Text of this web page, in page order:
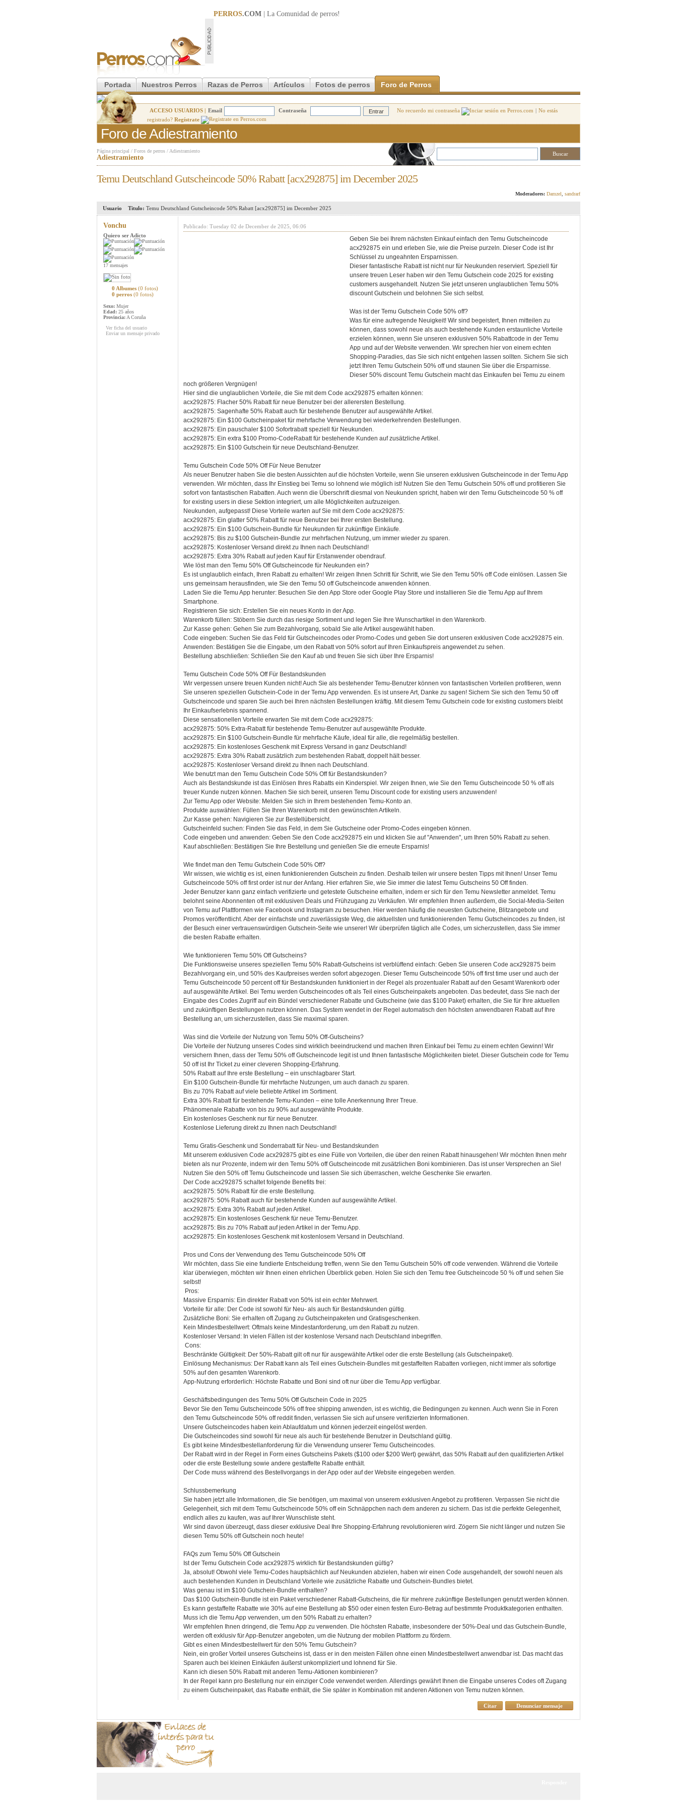
PERROS.COM | La Comunidad de perros!
Portada Nuestros Perros Razas de Perros Artículos Fotos de perros Foro de Perros
ACCESO USUARIOS | Email Contraseña No recuerdo mi contraseña | No estás
registrado? Regístrate
Foro de Adiestramiento
Página principal / Foros de perros / Adiestramiento
Adiestramiento
Temu Deutschland Gutscheincode 50% Rabatt [acx292875] im December 2025
Moderadores: Damzel sandrarf
Usuario Titulo: Temu Deutschland Gutscheincode 50% Rabatt [acx292875] im December 2025
Vonchu
Quiero ser Adicto
17 mensajes
0 Albumes (0 fotos)
0 perros (0 fotos)
Sexo: Mujer
Edad: 25 años
Provincia: A Coruña
Ver ficha del usuario
Enviar un mensaje privado
Publicado: Tuesday 02 de December de 2025, 06:06
Geben Sie bei Ihrem nächsten Einkauf einfach den Temu Gutscheincode
acx292875 ein und erleben Sie, wie die Preise purzeln. Dieser Code ist Ihr
Schlüssel zu ungeahnten Ersparnissen.
Dieser fantastische Rabatt ist nicht nur für Neukunden reserviert. Speziell für
unsere treuen Leser haben wir den Temu Gutschein code 2025 for existing
customers ausgehandelt. Nutzen Sie jetzt unseren unglaublichen Temu 50%
discount Gutschein und belohnen Sie sich selbst.
Was ist der Temu Gutschein Code 50% off?
Was für eine aufregende Neuigkeit! Wir sind begeistert, Ihnen mitteilen zu
können, dass sowohl neue als auch bestehende Kunden erstaunliche Vorteile
erzielen können, wenn Sie unseren exklusiven 50% Rabattcode in der Temu
App und auf der Website verwenden. Wir sprechen hier von einem echten
Shopping-Paradies, das Sie sich nicht entgehen lassen sollten. Sichern Sie sich
jetzt Ihren Temu Gutschein 50% off und staunen Sie über die Ersparnisse.
Dieser 50% discount Temu Gutschein macht das Einkaufen bei Temu zu einem
noch größeren Vergnügen!
Hier sind die unglaublichen Vorteile, die Sie mit dem Code acx292875 erhalten können:
acx292875: Flacher 50% Rabatt für neue Benutzer bei der allerersten Bestellung.
acx292875: Sagenhafte 50% Rabatt auch für bestehende Benutzer auf ausgewählte Artikel.
acx292875: Ein $100 Gutscheinpaket für mehrfache Verwendung bei wiederkehrenden Bestellungen.
acx292875: Ein pauschaler $100 Sofortrabatt speziell für Neukunden.
acx292875: Ein extra $100 Promo-CodeRabatt für bestehende Kunden auf zusätzliche Artikel.
acx292875: Ein $100 Gutschein für neue Deutschland-Benutzer.
Temu Gutschein Code 50% Off Für Neue Benutzer
Als neuer Benutzer haben Sie die besten Aussichten auf die höchsten Vorteile, wenn Sie unseren exklusiven Gutscheincode in der Temu App
verwenden. Wir möchten, dass Ihr Einstieg bei Temu so lohnend wie möglich ist! Nutzen Sie den Temu Gutschein 50% off und profitieren Sie
sofort von fantastischen Rabatten. Auch wenn die Überschrift diesmal von Neukunden spricht, haben wir den Temu Gutscheincode 50 % off
for existing users in diese Sektion integriert, um alle Möglichkeiten aufzuzeigen.
Neukunden, aufgepasst! Diese Vorteile warten auf Sie mit dem Code acx292875:
acx292875: Ein glatter 50% Rabatt für neue Benutzer bei Ihrer ersten Bestellung.
acx292875: Ein $100 Gutschein-Bundle für Neukunden für zukünftige Einkäufe.
acx292875: Bis zu $100 Gutschein-Bundle zur mehrfachen Nutzung, um immer wieder zu sparen.
acx292875: Kostenloser Versand direkt zu Ihnen nach Deutschland!
acx292875: Extra 30% Rabatt auf jeden Kauf für Erstanwender obendrauf.
Wie löst man den Temu 50% Off Gutscheincode für Neukunden ein?
Es ist unglaublich einfach, Ihren Rabatt zu erhalten! Wir zeigen Ihnen Schritt für Schritt, wie Sie den Temu 50% off Code einlösen. Lassen Sie
uns gemeinsam herausfinden, wie Sie den Temu 50 off Gutscheincode anwenden können.
Laden Sie die Temu App herunter: Besuchen Sie den App Store oder Google Play Store und installieren Sie die Temu App auf Ihrem
Smartphone.
Registrieren Sie sich: Erstellen Sie ein neues Konto in der App.
Warenkorb füllen: Stöbern Sie durch das riesige Sortiment und legen Sie Ihre Wunschartikel in den Warenkorb.
Zur Kasse gehen: Gehen Sie zum Bezahlvorgang, sobald Sie alle Artikel ausgewählt haben.
Code eingeben: Suchen Sie das Feld für Gutscheincodes oder Promo-Codes und geben Sie dort unseren exklusiven Code acx292875 ein.
Anwenden: Bestätigen Sie die Eingabe, um den Rabatt von 50% sofort auf Ihren Einkaufspreis angewendet zu sehen.
Bestellung abschließen: Schließen Sie den Kauf ab und freuen Sie sich über Ihre Ersparnis!
Temu Gutschein Code 50% Off Für Bestandskunden
Wir vergessen unsere treuen Kunden nicht! Auch Sie als bestehender Temu-Benutzer können von fantastischen Vorteilen profitieren, wenn
Sie unseren speziellen Gutschein-Code in der Temu App verwenden. Es ist unsere Art, Danke zu sagen! Sichern Sie sich den Temu 50 off
Gutscheincode und sparen Sie auch bei Ihren nächsten Bestellungen kräftig. Mit diesem Temu Gutschein code for existing customers bleibt
Ihr Einkaufserlebnis spannend.
Diese sensationellen Vorteile erwarten Sie mit dem Code acx292875:
acx292875: 50% Extra-Rabatt für bestehende Temu-Benutzer auf ausgewählte Produkte.
acx292875: Ein $100 Gutschein-Bundle für mehrfache Käufe, ideal für alle, die regelmäßig bestellen.
acx292875: Ein kostenloses Geschenk mit Express Versand in ganz Deutschland!
acx292875: Extra 30% Rabatt zusätzlich zum bestehenden Rabatt, doppelt hält besser.
acx292875: Kostenloser Versand direkt zu Ihnen nach Deutschland.
Wie benutzt man den Temu Gutschein Code 50% Off für Bestandskunden?
Auch als Bestandskunde ist das Einlösen Ihres Rabatts ein Kinderspiel. Wir zeigen Ihnen, wie Sie den Temu Gutscheincode 50 % off als
treuer Kunde nutzen können. Machen Sie sich bereit, unseren Temu Discount code for existing users anzuwenden!
Zur Temu App oder Website: Melden Sie sich in Ihrem bestehenden Temu-Konto an.
Produkte auswählen: Füllen Sie Ihren Warenkorb mit den gewünschten Artikeln.
Zur Kasse gehen: Navigieren Sie zur Bestellübersicht.
Gutscheinfeld suchen: Finden Sie das Feld, in dem Sie Gutscheine oder Promo-Codes eingeben können.
Code eingeben und anwenden: Geben Sie den Code acx292875 ein und klicken Sie auf "Anwenden", um Ihren 50% Rabatt zu sehen.
Kauf abschließen: Bestätigen Sie Ihre Bestellung und genießen Sie die erneute Ersparnis!
Wie findet man den Temu Gutschein Code 50% Off?
Wir wissen, wie wichtig es ist, einen funktionierenden Gutschein zu finden. Deshalb teilen wir unsere besten Tipps mit Ihnen! Unser Temu
Gutscheincode 50% off first order ist nur der Anfang. Hier erfahren Sie, wie Sie immer die latest Temu Gutscheins 50 Off finden.
Jeder Benutzer kann ganz einfach verifizierte und getestete Gutscheine erhalten, indem er sich für den Temu Newsletter anmeldet. Temu
belohnt seine Abonnenten oft mit exklusiven Deals und Frühzugang zu Verkäufen. Wir empfehlen Ihnen außerdem, die Social-Media-Seiten
von Temu auf Plattformen wie Facebook und Instagram zu besuchen. Hier werden häufig die neuesten Gutscheine, Blitzangebote und
Promos veröffentlicht. Aber der einfachste und zuverlässigste Weg, die aktuellsten und funktionierenden Temu Gutscheincodes zu finden, ist
der Besuch einer vertrauenswürdigen Gutschein-Seite wie unserer! Wir überprüfen täglich alle Codes, um sicherzustellen, dass Sie immer
die besten Rabatte erhalten.
Wie funktionieren Temu 50% Off Gutscheins?
Die Funktionsweise unseres speziellen Temu 50% Rabatt-Gutscheins ist verblüffend einfach: Geben Sie unseren Code acx292875 beim
Bezahlvorgang ein, und 50% des Kaufpreises werden sofort abgezogen. Dieser Temu Gutscheincode 50% off first time user und auch der
Temu Gutscheincode 50 percent off für Bestandskunden funktioniert in der Regel als prozentualer Rabatt auf den Gesamt Warenkorb oder
auf ausgewählte Artikel. Bei Temu werden Gutscheincodes oft als Teil eines Gutscheinpakets angeboten. Das bedeutet, dass Sie nach der
Eingabe des Codes Zugriff auf ein Bündel verschiedener Rabatte und Gutscheine (wie das $100 Paket) erhalten, die Sie für Ihre aktuellen
und zukünftigen Bestellungen nutzen können. Das System wendet in der Regel automatisch den höchsten anwendbaren Rabatt auf Ihre
Bestellung an, um sicherzustellen, dass Sie maximal sparen.
Was sind die Vorteile der Nutzung von Temu 50% Off-Gutscheins?
Die Vorteile der Nutzung unseres Codes sind wirklich beeindruckend und machen Ihren Einkauf bei Temu zu einem echten Gewinn! Wir
versichern Ihnen, dass der Temu 50% off Gutscheincode legit ist und Ihnen fantastische Möglichkeiten bietet. Dieser Gutschein code for Temu
50 off ist Ihr Ticket zu einer cleveren Shopping-Erfahrung.
50% Rabatt auf Ihre erste Bestellung – ein unschlagbarer Start.
Ein $100 Gutschein-Bundle für mehrfache Nutzungen, um auch danach zu sparen.
Bis zu 70% Rabatt auf viele beliebte Artikel im Sortiment.
Extra 30% Rabatt für bestehende Temu-Kunden – eine tolle Anerkennung Ihrer Treue.
Phänomenale Rabatte von bis zu 90% auf ausgewählte Produkte.
Ein kostenloses Geschenk nur für neue Benutzer.
Kostenlose Lieferung direkt zu Ihnen nach Deutschland!
Temu Gratis-Geschenk und Sonderrabatt für Neu- und Bestandskunden
Mit unserem exklusiven Code acx292875 gibt es eine Fülle von Vorteilen, die über den reinen Rabatt hinausgehen! Wir möchten Ihnen mehr
bieten als nur Prozente, indem wir den Temu 50% off Gutscheincode mit zusätzlichen Boni kombinieren. Das ist unser Versprechen an Sie!
Nutzen Sie den 50% off Temu Gutscheincode und lassen Sie sich überraschen, welche Geschenke Sie erwarten.
Der Code acx292875 schaltet folgende Benefits frei:
acx292875: 50% Rabatt für die erste Bestellung.
acx292875: 50% Rabatt auch für bestehende Kunden auf ausgewählte Artikel.
acx292875: Extra 30% Rabatt auf jeden Artikel.
acx292875: Ein kostenloses Geschenk für neue Temu-Benutzer.
acx292875: Bis zu 70% Rabatt auf jeden Artikel in der Temu App.
acx292875: Ein kostenloses Geschenk mit kostenlosem Versand in Deutschland.
Pros und Cons der Verwendung des Temu Gutscheincode 50% Off
Wir möchten, dass Sie eine fundierte Entscheidung treffen, wenn Sie den Temu Gutschein 50% off code verwenden. Während die Vorteile
klar überwiegen, möchten wir Ihnen einen ehrlichen Überblick geben. Holen Sie sich den Temu free Gutscheincode 50 % off und sehen Sie
selbst!
Pros:
Massive Ersparnis: Ein direkter Rabatt von 50% ist ein echter Mehrwert.
Vorteile für alle: Der Code ist sowohl für Neu- als auch für Bestandskunden gültig.
Zusätzliche Boni: Sie erhalten oft Zugang zu Gutscheinpaketen und Gratisgeschenken.
Kein Mindestbestellwert: Oftmals keine Mindestanforderung, um den Rabatt zu nutzen.
Kostenloser Versand: In vielen Fällen ist der kostenlose Versand nach Deutschland inbegriffen.
Cons:
Beschränkte Gültigkeit: Der 50%-Rabatt gilt oft nur für ausgewählte Artikel oder die erste Bestellung (als Gutscheinpaket).
Einlösung Mechanismus: Der Rabatt kann als Teil eines Gutschein-Bundles mit gestaffelten Rabatten vorliegen, nicht immer als sofortige
50% auf den gesamten Warenkorb.
App-Nutzung erforderlich: Höchste Rabatte und Boni sind oft nur über die Temu App verfügbar.
Geschäftsbedingungen des Temu 50% Off Gutschein Code in 2025
Bevor Sie den Temu Gutscheincode 50% off free shipping anwenden, ist es wichtig, die Bedingungen zu kennen. Auch wenn Sie in Foren
den Temu Gutscheincode 50% off reddit finden, verlassen Sie sich auf unsere verifizierten Informationen.
Unsere Gutscheincodes haben kein Ablaufdatum und können jederzeit eingelöst werden.
Die Gutscheincodes sind sowohl für neue als auch für bestehende Benutzer in Deutschland gültig.
Es gibt keine Mindestbestellanforderung für die Verwendung unserer Temu Gutscheincodes.
Der Rabatt wird in der Regel in Form eines Gutscheins Pakets ($100 oder $200 Wert) gewährt, das 50% Rabatt auf den qualifizierten Artikel
oder die erste Bestellung sowie andere gestaffelte Rabatte enthält.
Der Code muss während des Bestellvorgangs in der App oder auf der Website eingegeben werden.
Schlussbemerkung
Sie haben jetzt alle Informationen, die Sie benötigen, um maximal von unserem exklusiven Angebot zu profitieren. Verpassen Sie nicht die
Gelegenheit, sich mit dem Temu Gutscheincode 50% off ein Schnäppchen nach dem anderen zu sichern. Das ist die perfekte Gelegenheit,
endlich alles zu kaufen, was auf Ihrer Wunschliste steht.
Wir sind davon überzeugt, dass dieser exklusive Deal Ihre Shopping-Erfahrung revolutionieren wird. Zögern Sie nicht länger und nutzen Sie
diesen Temu 50% off Gutschein noch heute!
FAQs zum Temu 50% Off Gutschein
Ist der Temu Gutschein Code acx292875 wirklich für Bestandskunden gültig?
Ja, absolut! Obwohl viele Temu-Codes hauptsächlich auf Neukunden abzielen, haben wir einen Code ausgehandelt, der sowohl neuen als
auch bestehenden Kunden in Deutschland Vorteile wie zusätzliche Rabatte und Gutschein-Bundles bietet.
Was genau ist im $100 Gutschein-Bundle enthalten?
Das $100 Gutschein-Bundle ist ein Paket verschiedener Rabatt-Gutscheins, die für mehrere zukünftige Bestellungen genutzt werden können.
Es kann gestaffelte Rabatte wie 30% auf eine Bestellung ab $50 oder einen festen Euro-Betrag auf bestimmte Produktkategorien enthalten.
Muss ich die Temu App verwenden, um den 50% Rabatt zu erhalten?
Wir empfehlen Ihnen dringend, die Temu App zu verwenden. Die höchsten Rabatte, insbesondere der 50%-Deal und das Gutschein-Bundle,
werden oft exklusiv für App-Benutzer angeboten, um die Nutzung der mobilen Plattform zu fördern.
Gibt es einen Mindestbestellwert für den 50% Temu Gutschein?
Nein, ein großer Vorteil unseres Gutscheins ist, dass er in den meisten Fällen ohne einen Mindestbestellwert anwendbar ist. Das macht das
Sparen auch bei kleinen Einkäufen äußerst unkompliziert und lohnend für Sie.
Kann ich diesen 50% Rabatt mit anderen Temu-Aktionen kombinieren?
In der Regel kann pro Bestellung nur ein einziger Code verwendet werden. Allerdings gewährt Ihnen die Eingabe unseres Codes oft Zugang
zu einem Gutscheinpaket, das Rabatte enthält, die Sie später in Kombination mit anderen Aktionen von Temu nutzen können.
Denunciar mensaje
Citar